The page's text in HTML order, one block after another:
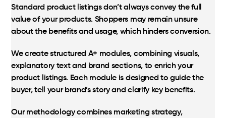
Standard product listings don’t always convey the full
value of your products. Shoppers may remain unsure
about the benefits and usage, which hinders conversion.
We create structured A+ modules, combining visuals,
explanatory text and brand sections, to enrich your
product listings. Each module is designed to guide the
buyer, tell your brand’s story and clarify key benefits.
Our methodology combines marketing strategy,